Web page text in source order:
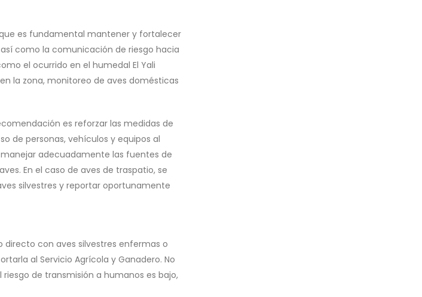
es fundamental mantener y fortalecer
como la comunicación de riesgo hacia
el ocurrido en el humedal El Yali
la zona, monitoreo de aves domésticas
es reforzar las medidas de
de personas, vehículos y equipos al
adecuadamente las fuentes de
En el caso de aves de traspatio, se
silvestres y reportar oportunamente
con aves silvestres enfermas o
al Servicio Agrícola y Ganadero. No
de transmisión a humanos es bajo,